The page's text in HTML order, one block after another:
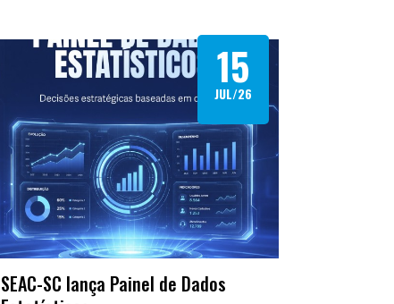
SEAC-SC lança Painel de Dados
15
JUL/26